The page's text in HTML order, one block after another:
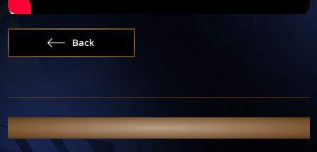
Back
OTHER NEWS & PORTFOLIO